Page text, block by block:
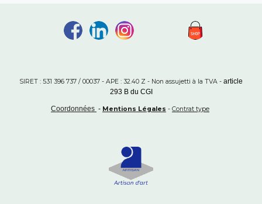
SIRET : 531 396 737 / 00037 - APE : 32.40 Z - Non assujetti à la TVA - article
293 B du CGI
Coordonnées - Mentions Légales - Contrat type